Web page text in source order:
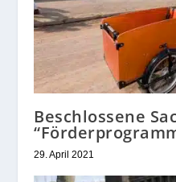
Beschlossene
29. April 2021